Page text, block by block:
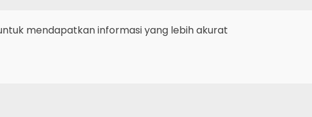
mendapatkan informasi yang lebih akurat